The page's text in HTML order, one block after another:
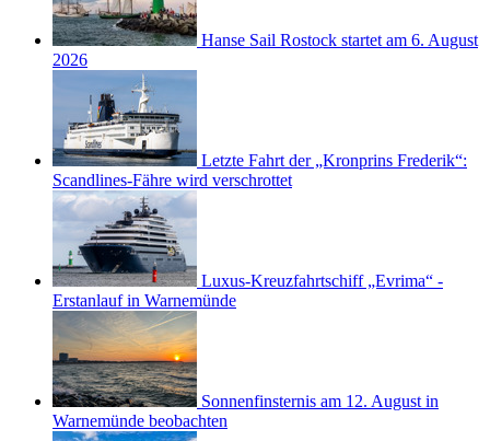
Hanse Sail Rostock startet am 6. August
2026
Letzte Fahrt der „Kronprins Frederik“:
Scandlines-Fähre wird verschrottet
Luxus-Kreuzfahrtschiff „Evrima“ -
Erstanlauf in Warnemünde
Sonnenfinsternis am 12. August in
Warnemünde beobachten